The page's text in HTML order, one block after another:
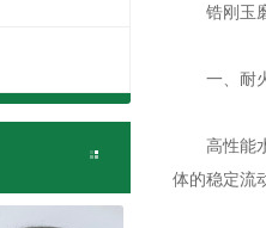
锆刚玉
一、耐火
高性能水
体的稳定流